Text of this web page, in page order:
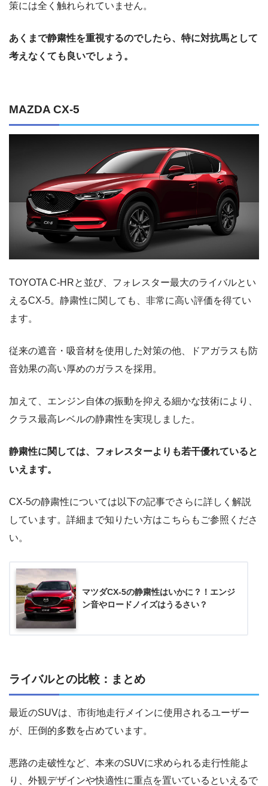
策には全く触れられていません。
あくまで静粛性を重視するのでしたら、特に対抗馬として
考えなくても良いでしょう。
MAZDA CX-5
TOYOTA C-HRと並び、フォレスター最大のライバルとい
えるCX-5。静粛性に関しても、非常に高い評価を得てい
ます。
従来の遮音・吸音材を使用した対策の他、ドアガラスも防
音効果の高い厚めのガラスを採用。
加えて、エンジン自体の振動を抑える細かな技術により、
クラス最高レベルの静粛性を実現しました。
静粛性に関しては、フォレスターよりも若干優れていると
いえます。
CX-5の静粛性については以下の記事でさらに詳しく解説
しています。詳細まで知りたい方はこちらもご参照くださ
い。
マツダCX-5の静粛性はいかに？！エンジ
ン音やロードノイズはうるさい？
ライバルとの比較：まとめ
最近のSUVは、市街地走行メインに使用されるユーザー
が、圧倒的多数を占めています。
悪路の走破性など、本来のSUVに求められる走行性能よ
り、外観デザインや快適性に重点を置いているといえるで